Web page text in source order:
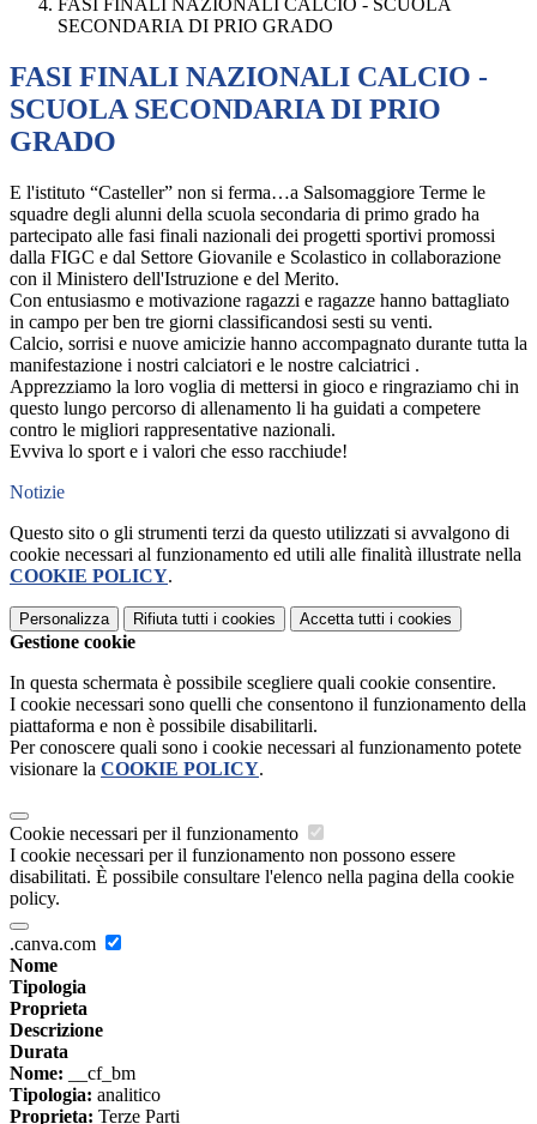
FASI FINALI NAZIONALI CALCIO - SCUOLA
SECONDARIA DI PRIO GRADO
FASI FINALI NAZIONALI CALCIO -
SCUOLA SECONDARIA DI PRIO
GRADO
E l'istituto “Casteller” non si ferma…a Salsomaggiore Terme le
squadre degli alunni della scuola secondaria di primo grado ha
partecipato alle fasi finali nazionali dei progetti sportivi promossi
dalla FIGC e dal Settore Giovanile e Scolastico in collaborazione
con il Ministero dell'Istruzione e del Merito.
Con entusiasmo e motivazione ragazzi e ragazze hanno battagliato
in campo per ben tre giorni classificandosi sesti su venti.
Calcio, sorrisi e nuove amicizie hanno accompagnato durante tutta la
manifestazione i nostri calciatori e le nostre calciatrici .
Apprezziamo la loro voglia di mettersi in gioco e ringraziamo chi in
questo lungo percorso di allenamento li ha guidati a competere
contro le migliori rappresentative nazionali.
Evviva lo sport e i valori che esso racchiude!
Notizie
Questo sito o gli strumenti terzi da questo utilizzati si avvalgono di
cookie necessari al funzionamento ed utili alle finalità illustrate nella
COOKIE POLICY.
Personalizza Rifiuta tutti i cookies Accetta tutti i cookies
Gestione cookie
In questa schermata è possibile scegliere quali cookie consentire.
I cookie necessari sono quelli che consentono il funzionamento della
piattaforma e non è possibile disabilitarli.
Per conoscere quali sono i cookie necessari al funzionamento potete
visionare la COOKIE POLICY.
Cookie necessari per il funzionamento
I cookie necessari per il funzionamento non possono essere
disabilitati. È possibile consultare l'elenco nella pagina della cookie
policy.
.canva.com
Nome
Tipologia
Proprieta
Descrizione
Durata
Nome: __cf_bm
Tipologia: analitico
Proprieta: Terze Parti